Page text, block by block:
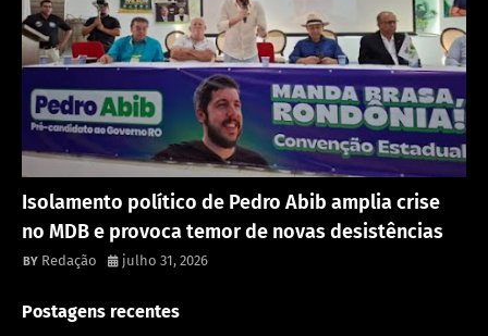
Isolamento político de Pedro Abib amplia crise
no MDB e provoca temor de novas desistências
Redação julho 31, 2026
Postagens recentes